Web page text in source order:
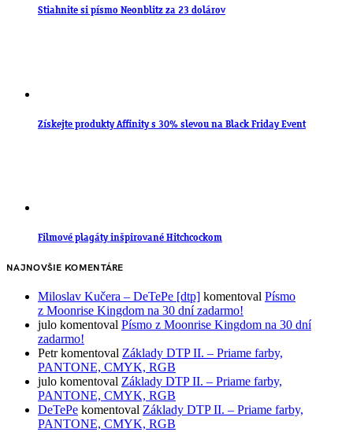
Stiahnite si písmo Neonblitz za 23 dolárov
Získejte produkty Affinity s 30% slevou na Black Friday Event
Filmové plagáty inšpirované Hitchcockom
NAJNOVŠIE KOMENTÁRE
Miloslav Kučera – DeTePe [dtp] komentoval Písmo
z Moonrise Kingdom na 30 dní zadarmo!
julo komentoval Písmo z Moonrise Kingdom na 30 dní
zadarmo!
Petrkomentoval Základy DTP II. – Priame farby,
PANTONE, CMYK, RGB
julo komentoval Základy DTP II. – Priame farby,
PANTONE, CMYK, RGB
DeTePe komentoval Základy DTP II. – Priame farby,
PANTONE, CMYK, RGB